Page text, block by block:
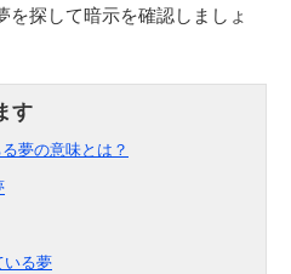
を探して暗示を確認しましょ
夢の意味とは？
いる夢